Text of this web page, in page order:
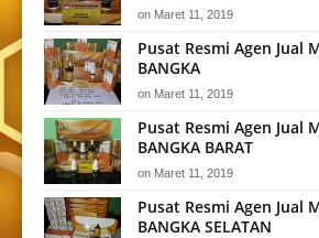
on Maret 11, 2019
Pusat Resmi Agen Jual
BANGKA
on Maret 11, 2019
Pusat Resmi Agen Jual
BANGKA BARAT
on Maret 11, 2019
Pusat Resmi Agen Jual
BANGKA SELATAN